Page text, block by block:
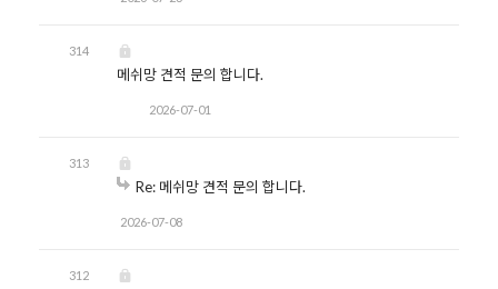
314
메쉬망 견적 문의 합니다.
2026-07-01
313
Re: 메쉬망 견적 문의 합니다.
2026-07-08
312